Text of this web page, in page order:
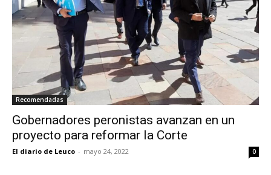
Recomendadas
Gobernadores peronistas avanzan en un
proyecto para reformar la Corte
El diario de Leuco - mayo 24, 2022 0